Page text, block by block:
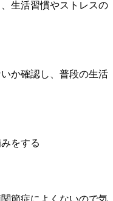
生活習慣やストレスの
か確認し、普段の生活
をする
節症によくないので気